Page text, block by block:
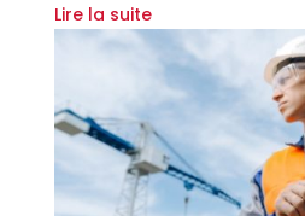
Lire la suite